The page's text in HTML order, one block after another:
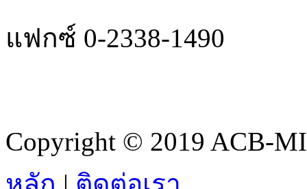
แฟกซ์ 0-2338-1490
Copyright © 2019 ACB-